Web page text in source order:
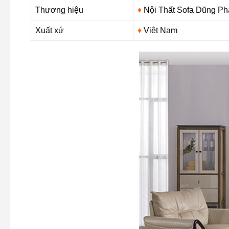
Thương hiệu ♦ Nội Thất Sofa Dũng
Xuất xứ ♦ Việt Nam